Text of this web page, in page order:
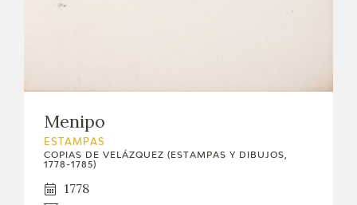
Menipo
ESTAMPAS
COPIAS DE VELÁZQUEZ (ESTAMPAS Y DIBUJOS,
1778-1785)
1778